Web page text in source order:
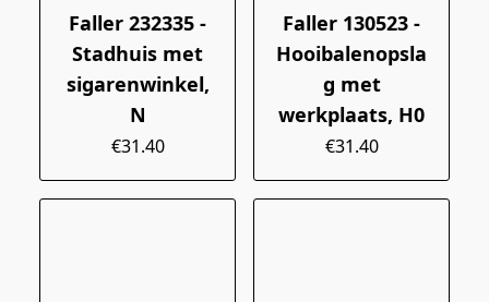
Faller 232335 -
Stadhuis met
sigarenwinkel,
N
€31.40
Faller 130523 -
Hooibalenopsla
g met
werkplaats, H0
€31.40